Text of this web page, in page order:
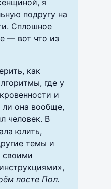
подругу на
Сплошное
— вот что из
как
где у
и
ли она вообще,
человек. В
юлить,
темы и
своими
посте Пол.